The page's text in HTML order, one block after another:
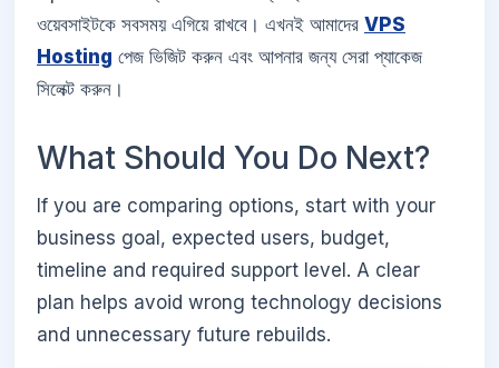
ওয়েবসাইটকে সবসময় এগিয়ে রাখবে। এখনই আমাদের VPS
Hosting পেজ ভিজিট করুন এবং আপনার জন্য সেরা প্যাকেজ
সিলেক্ট করুন।
What Should You Do Next?
If you are comparing options, start with your
business goal, expected users, budget,
timeline and required support level. A clear
plan helps avoid wrong technology decisions
and unnecessary future rebuilds.